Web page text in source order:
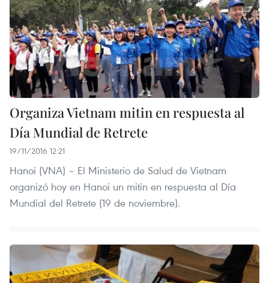
Organiza Vietnam mitin en respuesta al
Día Mundial de Retrete
19/11/2016 12:21
Hanoi​ (VNA) – El Ministerio de Salud de Vietnam
organizó hoy en Hanoi un mitin en respuesta al Día
Mundial del Retrete (19 de noviembre).